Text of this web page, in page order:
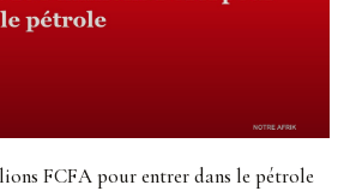
FCFA pour entrer dans le pétrole